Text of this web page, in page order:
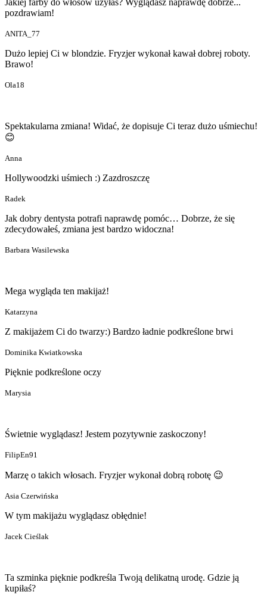
Jakiej farby do włosów użyłaś? Wyglądasz naprawdę dobrze...
pozdrawiam!
ANITA_77
Dużo lepiej Ci w blondzie. Fryzjer wykonał kawał dobrej roboty.
Brawo!
Ola18
Spektakularna zmiana! Widać, że dopisuje Ci teraz dużo uśmiechu!
😊
Anna
Hollywoodzki uśmiech :) Zazdroszczę
Radek
Jak dobry dentysta potrafi naprawdę pomóc… Dobrze, że się
zdecydowałeś, zmiana jest bardzo widoczna!
Barbara Wasilewska
Mega wygląda ten makijaż!
Katarzyna
Z makijażem Ci do twarzy:) Bardzo ładnie podkreślone brwi
Dominika Kwiatkowska
Pięknie podkreślone oczy
Marysia
Świetnie wyglądasz! Jestem pozytywnie zaskoczony!
FilipEn91
Marzę o takich włosach. Fryzjer wykonał dobrą robotę 😉
Asia Czerwińska
W tym makijażu wyglądasz obłędnie!
Jacek Cieślak
Ta szminka pięknie podkreśla Twoją delikatną urodę. Gdzie ją
kupiłaś?